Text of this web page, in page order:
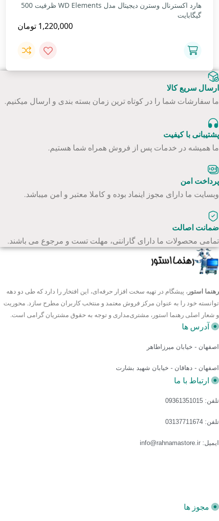
هارد اکسترنال وسترن دیجیتال مدل WD Elements ظرفیت 500
گیگابایت
1,220,000 تومان
ارسال سریع کالا
ما سفارشات شما را در کوتاه ترین زمان بسته بندی و ارسال میکنیم.
پشتیبانی با کیفیت
ما همیشه در خدمات پس از فروش همراه شما هستیم.
پرداخت امن
وبسایت ما دارای مجوز اینماد بوده و کاملا معتبر و امن میباشد.
ضمانت اصالت
تمامی محصولات ما دارای گارانتی، مهلت تست و مرجوع می باشند.
رهنما استور ، پیشگام در تهیه سخت افزار حرفه‌ای، این افتخار را دارد که طی دو دهه
توانسته خود را به عنوان مرکز فروش معتمد و منتخب کاربران مطرح سازد. محوریت
و شعار اصلی رهنما استور، مشتری‌مداری و توجه به حقوق مشتریان گرامی است.
آدرس ها
اصفهان - خیابان میرزاطاهر
اصفهان - دهاقان - خیابان شهید بشارت
ارتباط با ما
تلفن: 09361351015
تلفن: 03137711674
ایمیل: info@rahnamastore.ir
مجوز ها